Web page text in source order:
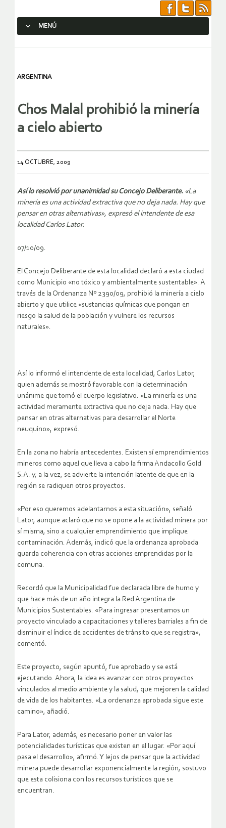
MENÚ
ARGENTINA
Chos Malal prohibió la minería
a cielo abierto
14 OCTUBRE, 2009
Así lo resolvió por unanimidad su Concejo Deliberante. «La
minería es una actividad extractiva que no deja nada. Hay que
pensar en otras alternativas», expresó el intendente de esa
localidad Carlos Lator.
07/10/09.
El Concejo Deliberante de esta localidad declaró a esta ciudad
como Municipio «no tóxico y ambientalmente sustentable». A
través de la Ordenanza Nº 2390/09, prohibió la minería a cielo
abierto y que utilice «sustancias químicas que pongan en
riesgo la salud de la población y vulnere los recursos
naturales».
Así lo informó el intendente de esta localidad, Carlos Lator,
quien además se mostró favorable con la determinación
unánime que tomó el cuerpo legislativo. «La minería es una
actividad meramente extractiva que no deja nada. Hay que
pensar en otras alternativas para desarrollar el Norte
neuquino», expresó.
En la zona no habría antecedentes. Existen sí emprendimientos
mineros como aquel que lleva a cabo la firma Andacollo Gold
S.A. y, a la vez, se advierte la intención latente de que en la
región se radiquen otros proyectos.
«Por eso queremos adelantarnos a esta situación», señaló
Lator, aunque aclaró que no se opone a la actividad minera por
sí misma, sino a cualquier emprendimiento que implique
contaminación. Además, indicó que la ordenanza aprobada
guarda coherencia con otras acciones emprendidas por la
comuna.
Recordó que la Municipalidad fue declarada libre de humo y
que hace más de un año integra la Red Argentina de
Municipios Sustentables. «Para ingresar presentamos un
proyecto vinculado a capacitaciones y talleres barriales a fin de
disminuir el índice de accidentes de tránsito que se registra»,
comentó.
Este proyecto, según apuntó, fue aprobado y se está
ejecutando. Ahora, la idea es avanzar con otros proyectos
vinculados al medio ambiente y la salud, que mejoren la calidad
de vida de los habitantes. «La ordenanza aprobada sigue este
camino», añadió.
Para Lator, además, es necesario poner en valor las
potencialidades turísticas que existen en el lugar. «Por aquí
pasa el desarrollo», afirmó. Y lejos de pensar que la actividad
minera puede desarrollar exponencialmente la región, sostuvo
que esta colisiona con los recursos turísticos que se
encuentran.